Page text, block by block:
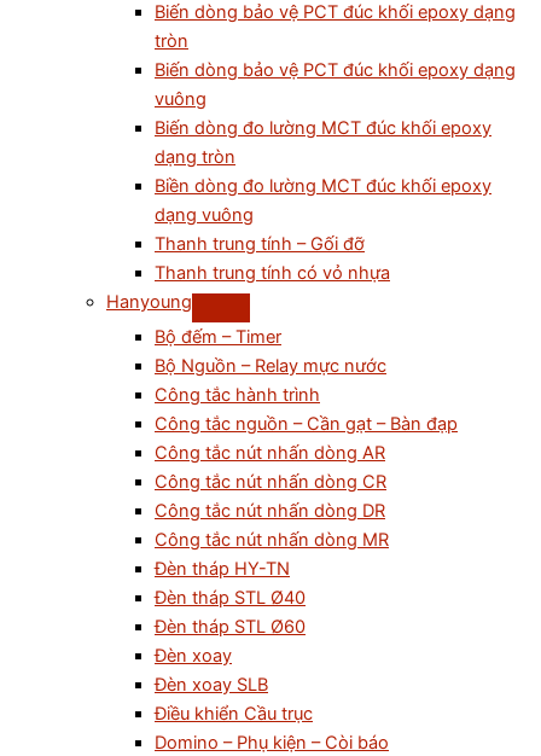
Biến dòng bảo vệ PCT đúc khối epoxy dạng
tròn
Biến dòng bảo vệ PCT đúc khối epoxy dạng
vuông
Biến dòng đo lường MCT đúc khối epoxy
dạng tròn
Biền dòng đo lường MCT đúc khối epoxy
dạng vuông
Thanh trung tính – Gối đỡ
Thanh trung tính có vỏ nhựa
Hanyoung
Bộ đếm – Timer
Bộ Nguồn – Relay mực nước
Công tắc hành trình
Công tắc nguồn – Cần gạt – Bàn đạp
Công tắc nút nhấn dòng AR
Công tắc nút nhấn dòng CR
Công tắc nút nhấn dòng DR
Công tắc nút nhấn dòng MR
Đèn tháp HY-TN
Đèn tháp STL Ø40
Đèn tháp STL Ø60
Đèn xoay
Đèn xoay SLB
Điều khiển Cầu trục
Domino – Phụ kiện – Còi báo